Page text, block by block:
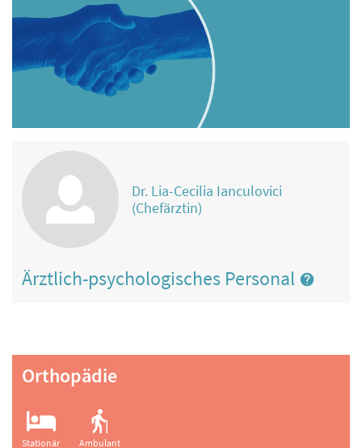
Dr. Lia-Cecilia Ianculovici
(Chefärztin)
Ärztlich-psychologisches Personal
Orthopädie
Stationär Ambulant